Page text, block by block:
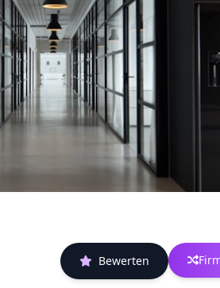
Bewerten